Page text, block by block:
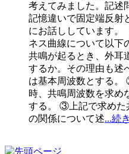
考えてみました。記述
記憶違いで固定端反射
にお話ししています。
ネス曲線について以
共鳴が起るとき、外耳
するか。その理由も述
は基本周波数とする。
時、共鳴周波数を求め
する。 ③上記で求めた
の関係について述...続